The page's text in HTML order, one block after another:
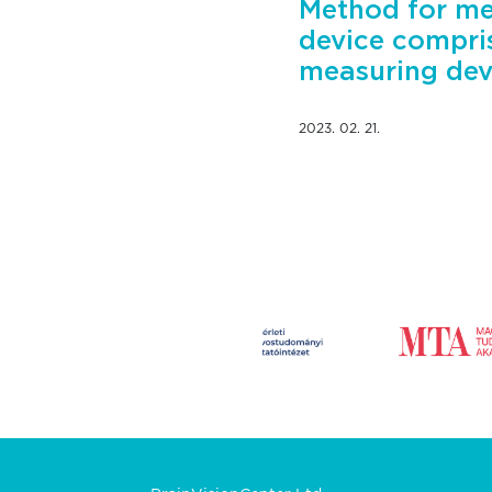
Method for
device
measuring
2023. 02. 21.